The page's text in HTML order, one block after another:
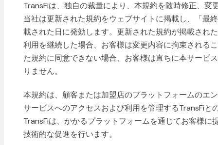
TransFiは、独自の裁量により、本規約を随時修正、
当社は更新された規約をウェブサイトに掲載し、「最
載された日に発効します。更新された規約が掲載され
利用を継続した場合、お客様は変更内容に拘束される
た規約に同意できない場合、お客様は直ちに本サービ
りません。
本規約は、顧客または加盟店のプラットフォームのエ
サービスへのアクセスおよび利用を管理するTransFi
TransFiは、かかるプラットフォームを通じてお客様
技術的な促進を行います。